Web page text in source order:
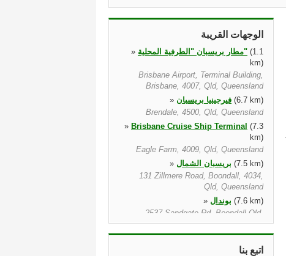
الوجهات القريبة
» مطار بريسبان "الطرفية المحلية" (1.1
km)
Brisbane Airport, Terminal Building,
Brisbane, 4007, Qld, Queensland
» فيرجينيا بريسبان
(6.7 km)
Brendale, 4500, Qld, Queensland
» Brisbane Cruise Ship Terminal (7.3
km)
Eagle Farm, 4009, Qld, Queensland
» بريسبان الشمال
(7.5 km)
131 Zillmere Road, Boondall, 4034,
Qld, Queensland
» بوندال
(7.6 km)
2537 Sandgate Rd, Boondall Qld,
4034, Qld, Queensland
»وادي الثبات بريسبان
(11.2 km)
728 Ann Street, Brisbane, 4006, Qld,
اتبع بنا